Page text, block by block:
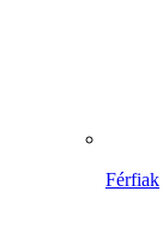
Férfiak